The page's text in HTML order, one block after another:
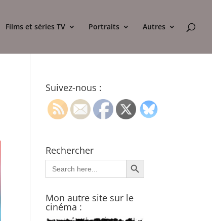
Films et séries TV Portraits Autres
Suivez-nous :
Rechercher
Search
for:
Search Button
Mon autre site sur le
cinéma :